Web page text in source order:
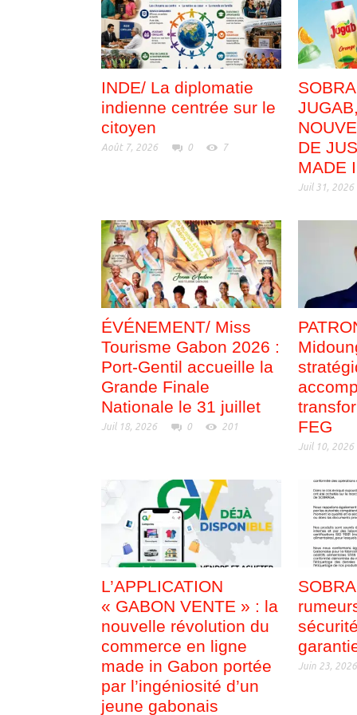
INDE/ La diplomatie
indienne centrée sur le
citoyen
Août 7, 2026 0 7
DE
MADE
Juil 31, 2026
ÉVÉNEMENT/ Miss
Tourisme Gabon 2026 :
Port-Gentil accueille la
Grande Finale
Nationale le 31 juillet
Juil 18, 2026 0 201
FEG
Juil 10, 2026
L’APPLICATION
« GABON VENTE » : la
nouvelle révolution du
commerce en ligne
made in Gabon portée
par l’ingéniosité d’un
jeune gabonais
Juin 23, 2026